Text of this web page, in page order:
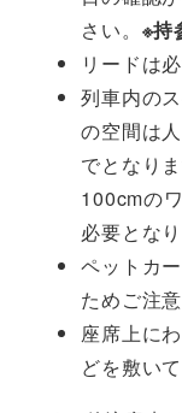
さい。 ※持
リードは
列車内の
の空間は
でとなり
100cmの
必要となり
ペットカ
ためご注
座席上に
どを敷い